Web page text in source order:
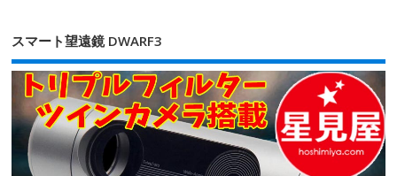
スマート望遠鏡 DWARF3